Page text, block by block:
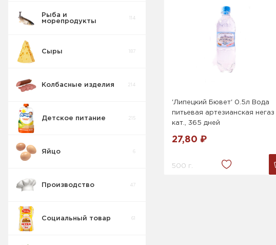
Рыба и
морепродукты
114
Сыры 187
Колбасные изделия 214
Детское питание 215
Яйцо 6
Производство 47
Социальный товар 61
'Липецкий Бювет' 0.5л Вода
питьевая артезианская негаз I
кат., 365 дней
27,80 ₽
500 г.